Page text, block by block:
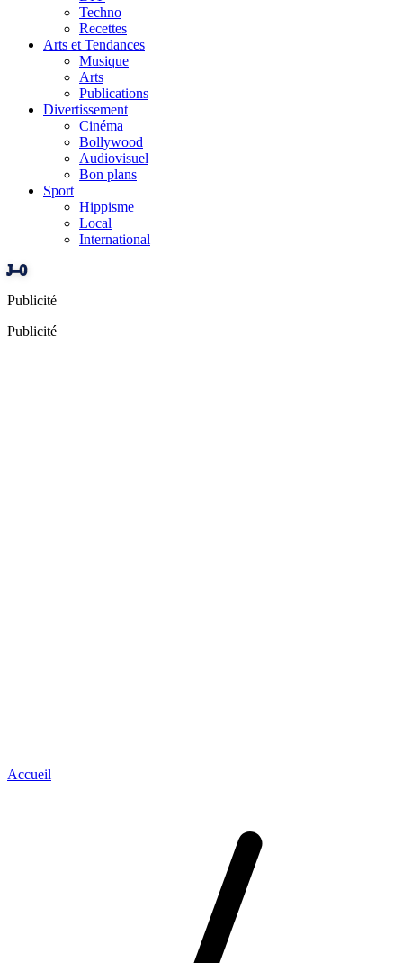
Techno
Recettes
Arts et Tendances
Musique
Arts
Publications
Divertissement
Cinéma
Bollywood
Audiovisuel
Bon plans
Sport
Hippisme
Local
International
J–0
Publicité
Publicité
Accueil